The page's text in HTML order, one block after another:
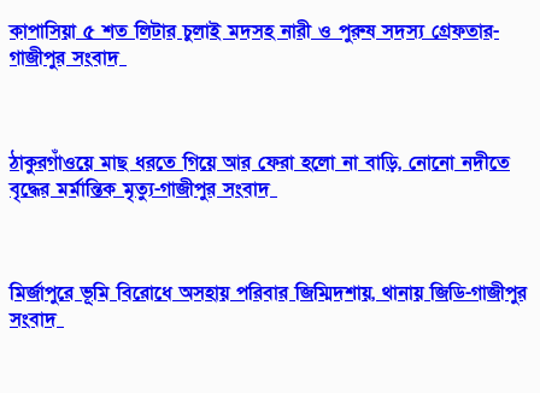
কাপাসিয়া ৫ শত লিটার চুলাই মদসহ নারী ও পুরুষ সদস্য গ্রেফতার-
গাজীপুর সংবাদ
ঠাকুরগাঁওয়ে মাছ ধরতে গিয়ে আর ফেরা হলো না বাড়ি, নোনো নদীতে
বৃদ্ধের মর্মান্তিক মৃত্যু-গাজীপুর সংবাদ
মির্জাপুরে ভূমি বিরোধে অসহায় পরিবার জিম্মিদশায়, থানায় জিডি-গাজীপুর
সংবাদ